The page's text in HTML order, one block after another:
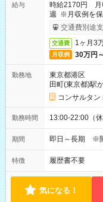
給与
時給2170円 月
週 ※月収例を保
ービス利用可（
交通費別途
交通費 1ヶ月3
月収例 30万円～
勤務地
東京都港区
田町(東京都)駅
コンサルタン
勤務時間 13:00-22:00（
期間 即日～長期 ※
特徴 履歴書不要
気になる！